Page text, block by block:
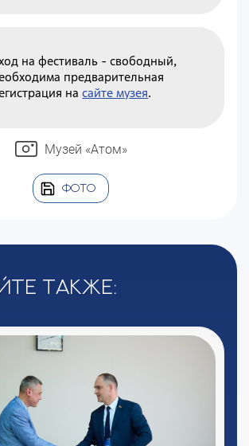
на фестиваль - свободный,
предварительная
насайте музея.
Музей «Атом»
ФОТО
также: